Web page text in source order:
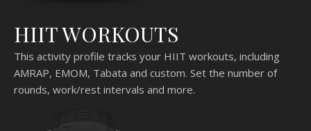
HIIT WORKOUTS
This activity profile tracks your HIIT workouts, including
AMRAP, EMOM, Tabata and custom. Set the number of
rounds, work/rest intervals and more.